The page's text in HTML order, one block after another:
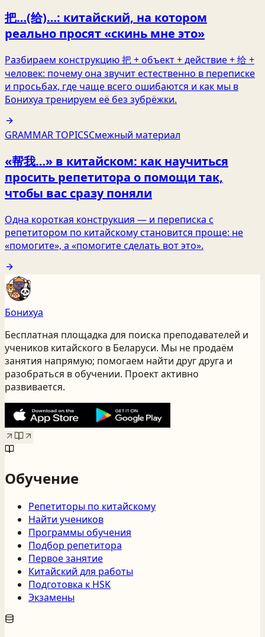
把…(给)…: китайский, на котором
реально просят «скинь мне это»
Разбираем конструкцию 把 + объект + действие + 给 +
человек: почему она звучит естественно в переписке
и просьбах, где чаще всего ошибаются и как мы в
Бонихуа тренируем её без зубрёжки.
GRAMMAR TOPICSСмежный материал
«帮我…» в китайском: как научиться
просить репетитора о помощи так,
чтобы вас сразу поняли
Одна короткая конструкция — и переписка с
репетитором по китайскому становится проще: не
«помогите», а «помогите сделать вот это».
Бонихуа
Бесплатная площадка для поиска преподавателей и
учеников китайского в Беларуси. Мы не продаём
занятия напрямую; помогаем найти друг друга и
разобраться в обучении. Проект активно
развивается.
Обучение
Репетиторы по китайскому
Найти учеников
Программы обучения
Подбор репетитора
Первое занятие
Китайский для работы
Подготовка к HSK
Экзамены